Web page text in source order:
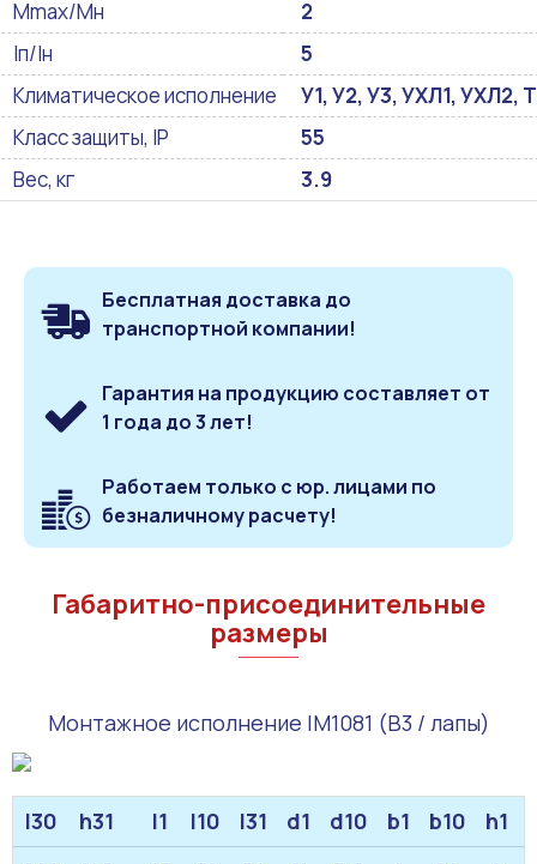
Mmax/Mн
2
Iп/Iн
5
Климатическое исполнение
У1, У2, У3, УХЛ1, УХЛ2,
Класс защиты, IP
55
Вес, кг
3.9
Бесплатная доставка до
транспортной компании!
Гарантия на продукцию составляет от
1 года до 3 лет!
Работаем только с юр. лицами по
безналичному расчету!
Габаритно-присоединительные
размеры
Монтажное исполнение IM1081 (B3 / лапы)
l30 h31 l1 l10 l31 d1 d10 b1 b10 h1